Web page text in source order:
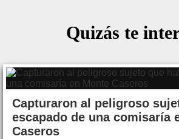
Quizás te
Capturaron al peligroso
escapado de una comisaría
Caseros